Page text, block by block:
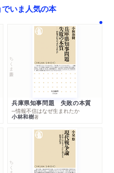
でいま人気の本
ちくま新書
兵庫県知事問題 失敗の本質
─情報不信はなぜ生まれたか
小林和樹著
ちくま新書